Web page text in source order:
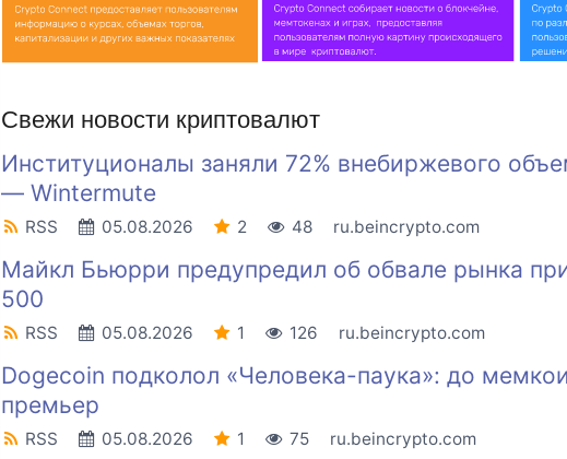
Свежи новости криптовалют
Институционалы заняли 72% внебиржевого
— Wintermute
RSS 05.08.2026 2 48 ru.beincrypto.com
Майкл Бьюрри предупредил об обвале рынка
500
RSS 05.08.2026 1 126 ru.beincrypto.com
Dogecoin подколол «Человека-паука»: до
премьер
RSS 05.08.2026 1 75 ru.beincrypto.com